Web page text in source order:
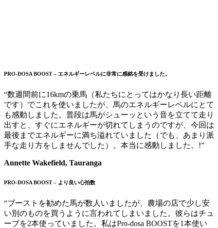
PRO-DOSA BOOST – エネルギーレベルに非常に感銘を受けました。
“数週間前に16kmの乗馬（私たちにとってはかなり長い距離
です）でこれを使いましたが、馬のエネルギーレベルにとて
も感動しました。普段は馬がシューッという音を立てて走り
出すと、すぐにエネルギーが切れてしまうのですが、今回は
最後までエネルギーに満ち溢れていました（でも、あまり派
手な走り方をしませんでした）。本当に感動しました。!”
Annette Wakefield, Tauranga
PRO-DOSA BOOST – より良い心拍数
“ブーストを勧めた馬が数人いましたが、農場の店で少し安
い別のものを買うように言われてしまいました。彼らはチュ
ーブを2本使っていました。私はPro-dosa BOOSTを1本使い